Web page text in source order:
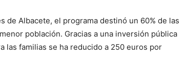
de Albacete, el programa destinó un 60% de las
población. Gracias a una inversión pública
las familias se ha reducido a 250 euros por